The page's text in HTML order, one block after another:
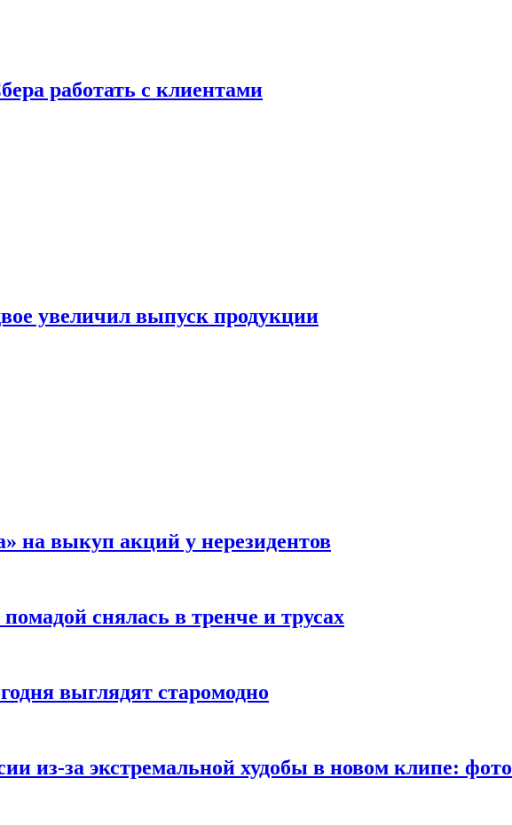
работать с клиентами
увеличил выпуск продукции
на выкуп акций у нерезидентов
снялась в тренче и трусах
выглядят старомодно
из-за экстремальной худобы в новом клипе: фото